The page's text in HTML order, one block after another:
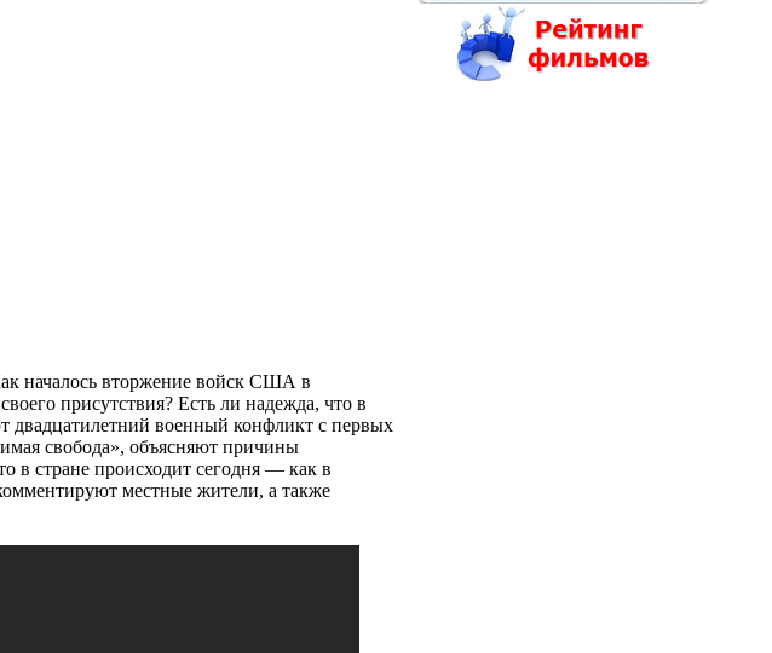
началось вторжение войск США в
присутствия? Есть ли надежда, что в
двадцатилетний военный конфликт с первых
свобода», объясняют причины
в стране происходит сегодня — как в
местные жители, а также